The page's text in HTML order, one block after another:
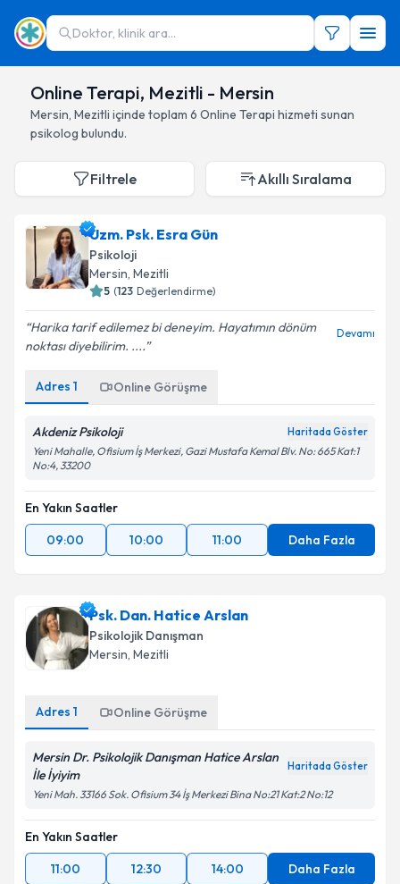
Doktor, klinik ara...
Online Terapi, Mezitli - Mersin
Mersin, Mezitli içinde toplam 6 Online Terapi hizmeti sunan
psikolog bulundu.
Filtrele Akıllı Sıralama
Uzm. Psk. Esra Gün
Psikoloji
Mersin, Mezitli
5 (123 Değerlendirme)
Harika tarif edilemez bi deneyim. Hayatımın dönüm
noktası diyebilirim. ....
Devamı
Adres 1 Online Görüşme
Akdeniz Psikoloji Haritada Göster
Yeni Mahalle, Ofisium İş Merkezi, Gazi Mustafa Kemal Blv. No: 665 Kat:1
No:4, 33200
En Yakın Saatler
09:00
10:00 11:00 Daha Fazla
Psk. Dan. Hatice Arslan
Psikolojik Danışman
Mersin, Mezitli
Adres 1 Online Görüşme
Mersin Dr. Psikolojik Danışman Hatice Arslan
İle İyiyim
Haritada Göster
Yeni Mah. 33166 Sok. Ofisium 34 İş Merkezi Bina No:21 Kat:2 No:12
En Yakın Saatler
11:00
12:30 14:00 Daha Fazla